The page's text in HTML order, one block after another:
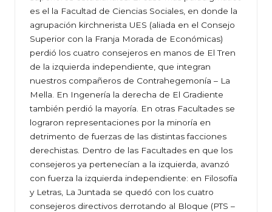
es el la Facultad de Ciencias Sociales, en donde la
agrupación kirchnerista UES (aliada en el Consejo
Superior con la Franja Morada de Económicas)
perdió los cuatro consejeros en manos de El Tren
de la izquierda independiente, que integran
nuestros compañeros de Contrahegemonía – La
Mella. En Ingenería la derecha de El Gradiente
también perdió la mayoría. En otras Facultades se
lograron representaciones por la minoría en
detrimento de fuerzas de las distintas facciones
derechistas. Dentro de las Facultades en que los
consejeros ya pertenecían a la izquierda, avanzó
con fuerza la izquierda independiente: en Filosofía
y Letras, La Juntada se quedó con los cuatro
consejeros directivos derrotando al Bloque (PTS –